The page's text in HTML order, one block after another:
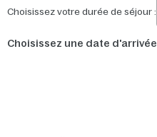
Choisissez votre durée de séjour :
Choisissez une date d'arrivée